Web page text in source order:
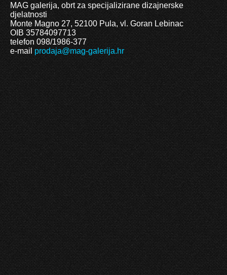
MAG galerija, obrt za specijalizirane dizajnerske
djelatnosti
Monte Magno 27, 52100 Pula, vl. Goran Lebinac
OIB 35784097713
telefon 098/1986-377
e-mailprodaja@mag-galerija.hr